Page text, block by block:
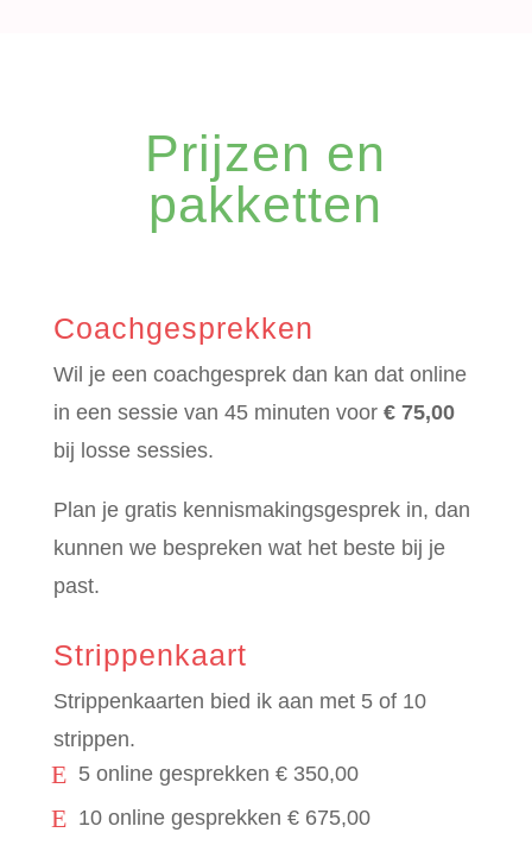
Prijzen en
pakketten
Coachgesprekken
Wil je een coachgesprek dan kan dat online
in een sessie van 45 minuten voor € 75,00
bij losse sessies.
Plan je gratis kennismakingsgesprek in, dan
kunnen we bespreken wat het beste bij je
past.
Strippenkaart
Strippenkaarten bied ik aan met 5 of 10
strippen.
5 online gesprekken € 350,00
10 online gesprekken € 675,00